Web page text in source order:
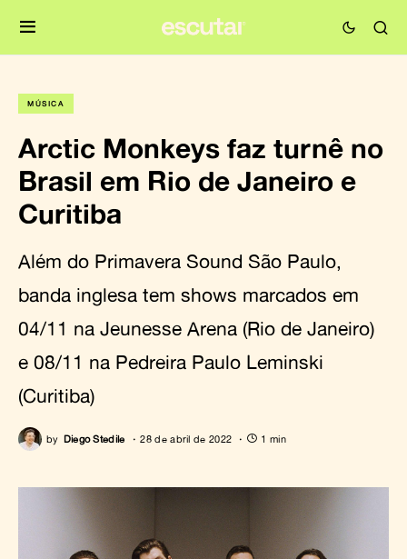
MÚSICA
Arctic Monkeys faz turnê no
Brasil em Rio de Janeiro e
Curitiba
Além do Primavera Sound São Paulo,
banda inglesa tem shows marcados em
04/11 na Jeunesse Arena (Rio de Janeiro)
e 08/11 na Pedreira Paulo Leminski
(Curitiba)
by Diego Stedile 28 de abril de 2022 1 min